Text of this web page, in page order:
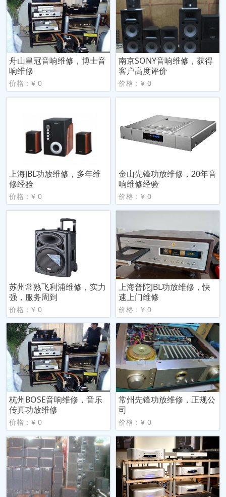
舟山皇冠音响维修，博士音
响维修
价格：¥ 0
南京SONY音响维修，获得
客户高度评价
价格：¥ 0
上海JBL功放维修，多年维
修经验
价格：¥ 0
金山先锋功放维修，20年音
响维修经验
价格：¥ 0
苏州常熟飞利浦维修，实力
强，服务周到
价格：¥ 0
上海普陀JBL功放维修，快
速上门维修
价格：¥ 0
杭州BOSE音响维修，音乐
传真功放维修
价格：¥ 0
常州先锋功放维修，正规公
司
价格：¥ 0